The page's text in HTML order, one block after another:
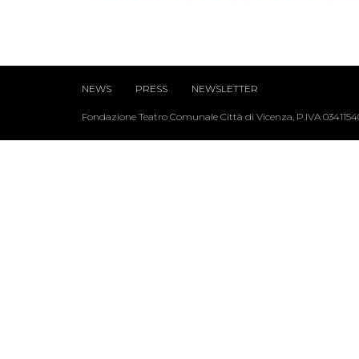
NEWS PRESS NEWSLETTER
Fondazione Teatro Comunale Città di Vicenza, P.IVA